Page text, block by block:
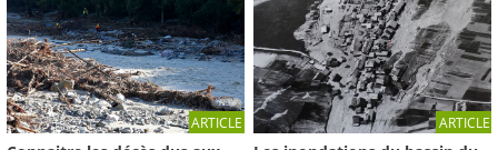
ARTICLE ARTICLE